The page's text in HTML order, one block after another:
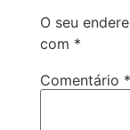
O seu
com *
Comentário *